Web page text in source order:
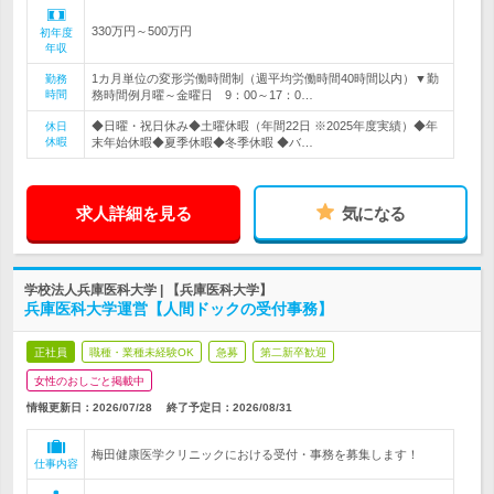
初年度
年収
330万円～500万円
勤務
時間
1カ月単位の変形労働時間制（週平均労働時間40時間以内）▼勤
務時間例月曜～金曜日 9：00～17：0…
休日
休暇
◆日曜・祝日休み◆土曜休暇（年間22日 ※2025年度実績）◆年
末年始休暇◆夏季休暇◆冬季休暇 ◆バ…
求人詳細を見る 気になる
学校法人兵庫医科大学 | 【兵庫医科大学】
兵庫医科大学運営【人間ドックの受付事務】
正社員 職種・業種未経験OK 急募 第二新卒歓迎
女性のおしごと掲載中
情報更新日：2026/07/28 終了予定日： 2026/08/31
仕事内容
梅田健康医学クリニックにおける受付・事務を募集します！